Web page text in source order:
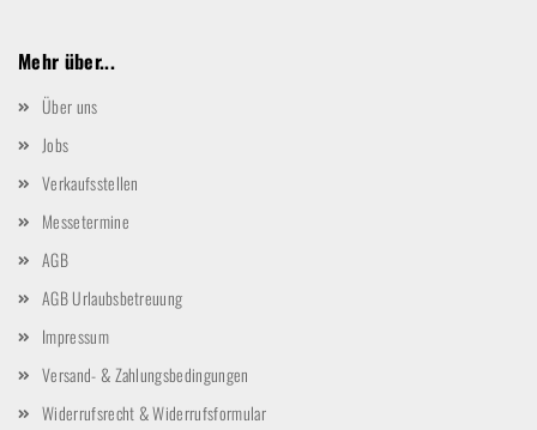
Mehr über...
Über uns
Jobs
Verkaufsstellen
Messetermine
AGB
AGB Urlaubsbetreuung
Impressum
Versand- & Zahlungsbedingungen
Widerrufsrecht & Widerrufsformular